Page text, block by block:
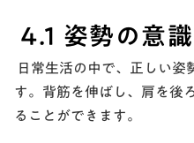
4.1 姿勢の意識
日常生活の中で、正しい
す。背筋を伸ばし、肩を後
ることができます。